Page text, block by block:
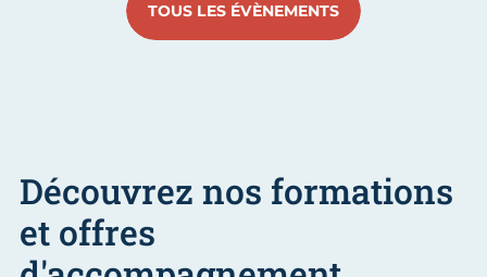
TOUS LES ÉVÈNEMENTS
Découvrez nos formations
et offres